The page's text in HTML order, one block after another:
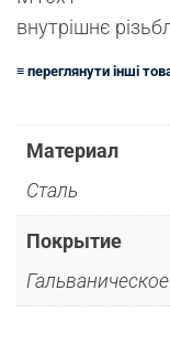
внутрішнє
≡ переглянути інші
Материал
Сталь
Покрытие